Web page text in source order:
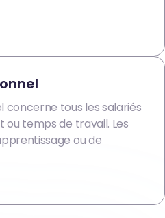
concerne tous les salariés
temps de travail. Les
ou de